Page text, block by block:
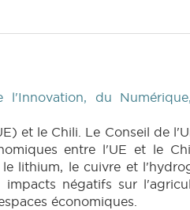
l'Innovation, du
et le Chili. Le Conseil de
entre l'UE et le
lithium, le cuivre et
négatifs sur
économiques.